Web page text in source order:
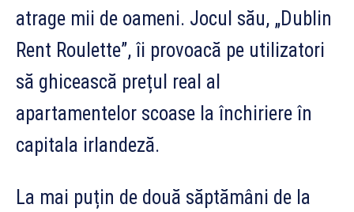
atrage mii de oameni. Jocul său, „Dublin
Rent Roulette”, îi provoacă pe utilizatori
să ghicească prețul real al
apartamentelor scoase la închiriere în
capitala irlandeză.
La mai puțin de două săptămâni de la